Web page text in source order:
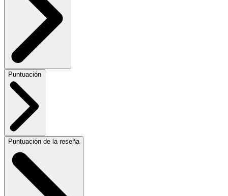
Puntuación
Puntuación de la reseña